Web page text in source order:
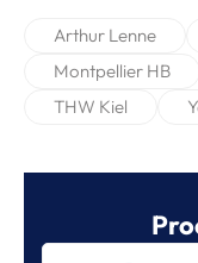
Arthur Lenne
Montpellier HB
THW Kiel